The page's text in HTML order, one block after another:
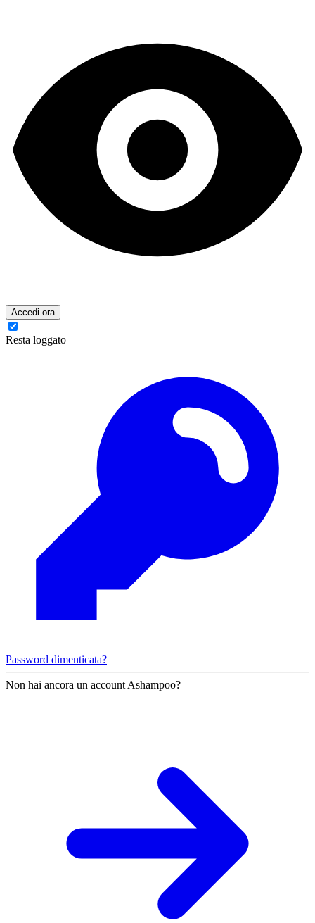
Accedi ora
Resta loggato
Password dimenticata?
Non hai ancora un account Ashampoo?